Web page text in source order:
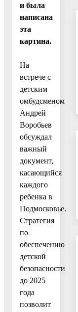
и была
написана
эта
картина.
На
встрече с
детским
омбудсменом
Андрей
Воробьев
обсуждал
важный
документ,
касающийся
каждого
ребенка в
Подмосковье.
Стратегия
по
обеспечению
детской
безопасности
до 2025
года
позволит